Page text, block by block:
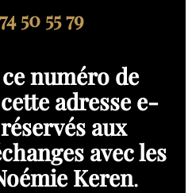
50 55 79
numéro de
adresse e-
aux
avec les
Keren.